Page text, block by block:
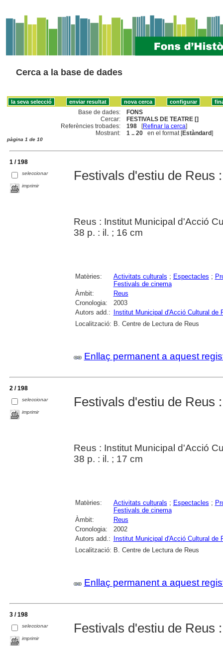
Cerca a la base de dades
Base de dades:
FONS
Cercar:
FESTIVALS DE TEATRE []
Referències trobades:
198 [Refinar la cerca]
Mostrant:
1 .. 20 en el format [Estàndard]
pàgina 1 de 10
1 / 198
seleccionar
imprimir
Festivals d'estiu de Reus
Reus : Institut Municipal d'Acció
38 p. : il. ; 16 cm
Matèries: Activitats culturals ; Espectacles ;
Festivals de cinema
Àmbit:
Reus
Cronologia:
2003
Autors add.:
Institut Municipal d'Acció Cultural de
Localització: B. Centre de Lectura de Reus
Enllaç permanent a aquest
2 / 198
seleccionar
imprimir
Festivals d'estiu de Reus
Reus : Institut Municipal d'Acció
38 p. : il. ; 17 cm
Matèries: Activitats culturals ; Espectacles ;
Festivals de cinema
Àmbit:
Reus
Cronologia:
2002
Autors add.:
Institut Municipal d'Acció Cultural de
Localització: B. Centre de Lectura de Reus
Enllaç permanent a aquest
3 / 198
seleccionar
imprimir
Festivals d'estiu de Reus